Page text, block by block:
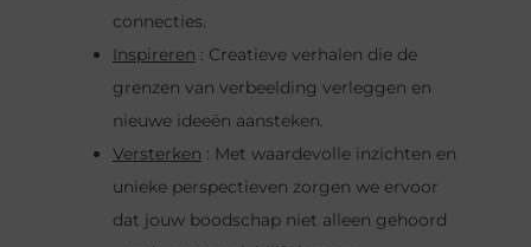
connecties.
Inspireren : Creatieve verhalen die de
grenzen van verbeelding verleggen en
nieuwe ideeën aansteken.
Versterken : Met waardevolle inzichten en
unieke perspectieven zorgen we ervoor
dat jouw boodschap niet alleen gehoord